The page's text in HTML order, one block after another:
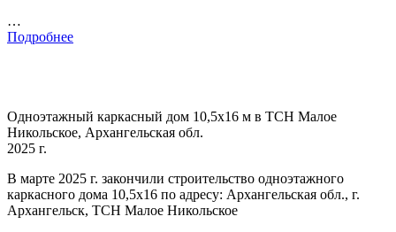
…
Подробнее
Одноэтажный каркасный дом 10,5х16 м в ТСН Малое
Никольское, Архангельская обл.
2025 г.
В марте 2025 г. закончили строительство одноэтажного
каркасного дома 10,5х16 по адресу: Архангельская обл., г.
Архангельск, ТСН Малое Никольское